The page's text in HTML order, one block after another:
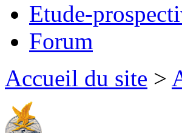
Etude-
Forum
Accueil du site >